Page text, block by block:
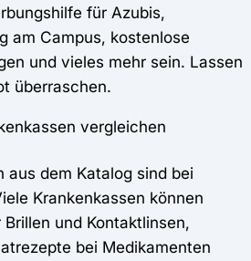
für Azubis,
am Campus, kostenlose
und vieles mehr sein. Lassen
überraschen.
vergleichen
aus dem Katalog sind bei
Krankenkassen können
und Kontaktlinsen,
bei Medikamenten